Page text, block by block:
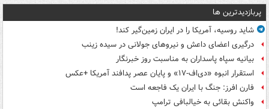
پربازدیدترین ها
شاید روسیه، آمریکا را در ایران زمین‌گیر کند!
درگیری اعضای داعش و نیروهای جولانی در سیده زینب
بیانیه سپاه پاسداران به مناسبت روز خبرنگار
استقرار انبوه «دی‌اف‑۱۷» و پایان عصر پدافند آمریکا +عکس
فارن افرز: جنگ با ایران یک فاجعه است
واکنش بقائی به خیالبافی ترامپ